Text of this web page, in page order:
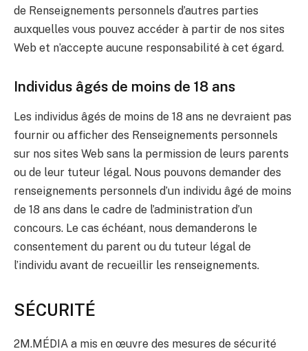
de Renseignements personnels d’autres parties
auxquelles vous pouvez accéder à partir de nos sites
Web et n’accepte aucune responsabilité à cet égard.
Individus âgés de moins de 18 ans
Les individus âgés de moins de 18 ans ne devraient pas
fournir ou afficher des Renseignements personnels
sur nos sites Web sans la permission de leurs parents
ou de leur tuteur légal. Nous pouvons demander des
renseignements personnels d’un individu âgé de moins
de 18 ans dans le cadre de l’administration d’un
concours. Le cas échéant, nous demanderons le
consentement du parent ou du tuteur légal de
l’individu avant de recueillir les renseignements.
SÉCURITÉ
2M.MÉDIA a mis en œuvre des mesures de sécurité